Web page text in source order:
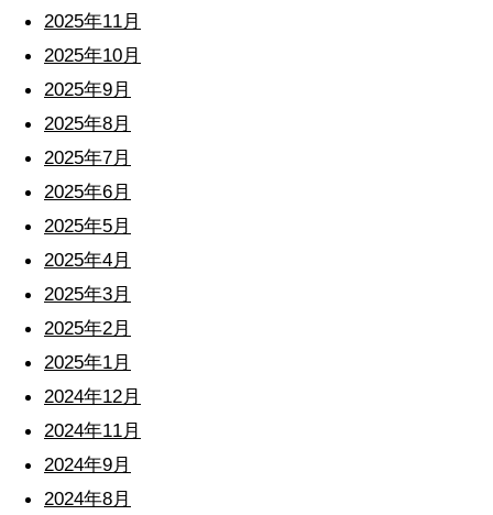
2025年11月
2025年10月
2025年9月
2025年8月
2025年7月
2025年6月
2025年5月
2025年4月
2025年3月
2025年2月
2025年1月
2024年12月
2024年11月
2024年9月
2024年8月